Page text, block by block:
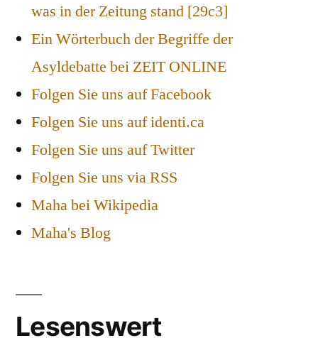
was in der Zeitung stand [29c3]
Ein Wörterbuch der Begriffe der
Asyldebatte bei ZEIT ONLINE
Folgen Sie uns auf Facebook
Folgen Sie uns auf identi.ca
Folgen Sie uns auf Twitter
Folgen Sie uns via RSS
Maha bei Wikipedia
Maha's Blog
Lesenswert